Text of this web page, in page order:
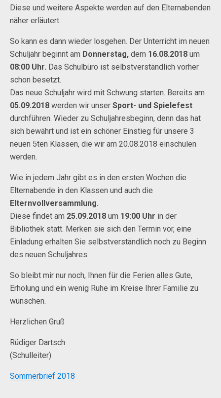
Diese und weitere Aspekte werden auf den Elternabenden
näher erläutert.
So kann es dann wieder losgehen. Der Unterricht im neuen
Schuljahr beginnt am Donnerstag, dem 16.08.2018 um
08:00 Uhr. Das Schulbüro ist selbstverständlich vorher
schon besetzt.
Das neue Schuljahr wird mit Schwung starten. Bereits am
05.09.2018 werden wir unser Sport- und Spielefest
durchführen. Wieder zu Schuljahresbeginn, denn das hat
sich bewährt und ist ein schöner Einstieg für unsere 3
neuen 5ten Klassen, die wir am 20.08.2018 einschulen
werden.
Wie in jedem Jahr gibt es in den ersten Wochen die
Elternabende in den Klassen und auch die
Elternvollversammlung.
Diese findet am 25.09.2018 um 19:00 Uhr in der
Bibliothek statt. Merken sie sich den Termin vor, eine
Einladung erhalten Sie selbstverständlich noch zu Beginn
des neuen Schuljahres.
So bleibt mir nur noch, Ihnen für die Ferien alles Gute,
Erholung und ein wenig Ruhe im Kreise Ihrer Familie zu
wünschen.
Herzlichen Gruß
Rüdiger Dartsch
(Schulleiter)
Sommerbrief 2018